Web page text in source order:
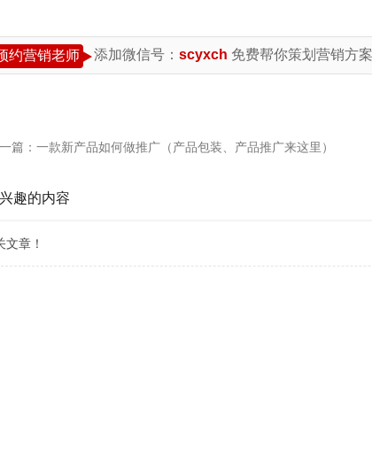
约营销老师 添加微信号： scyxch 免费帮你策划营销方案
一篇： 一款新产品如何做推广（产品包装、产品推广来这里）
趣的内容
文章！